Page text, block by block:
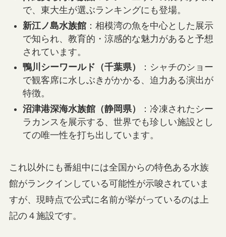
で、東大生が選ぶランキングにも登場。
新江ノ島水族館：相模湾の魚を中心とした展示
で知られ、教育的・涼感的な魅力があると予想
されています。
鴨川シーワールド（千葉県）
：シャチのショー
で観客席に水しぶきがかかる、迫力ある演出が
特徴。
沼津港深海水族館（静岡県）
：冷凍されたシー
ラカンスを展示する、世界でも珍しい施設とし
ての唯一性を打ち出しています。
これ以外にも番組中には全国からの特色ある水族
館がランクインしている可能性が示唆されていま
すが、現時点で公式に名前が挙がっているのは上
記の４施設です。